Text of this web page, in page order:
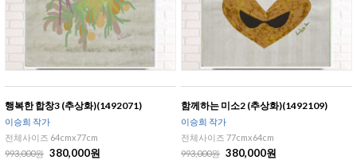
행복한 합창3 (추상화)(1492071)
이승희 작가
전체사이즈 64cmx77cm
993,000원 380,000원
함께하는 미소2 (추상화)(1492109)
이승희 작가
전체사이즈 77cmx64cm
993,000원 380,000원